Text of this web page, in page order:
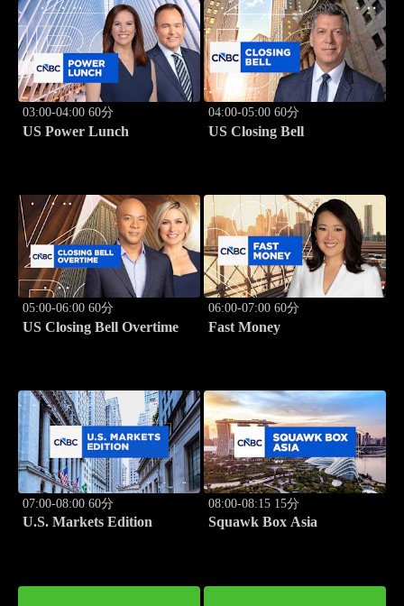
03:00-04:00 60分
US Power Lunch
04:00-05:00 60分
US Closing Bell
05:00-06:00 60分
US Closing Bell Overtime
06:00-07:00 60分
Fast Money
07:00-08:00 60分
U.S. Markets Edition
08:00-08:15 15分
Squawk Box Asia